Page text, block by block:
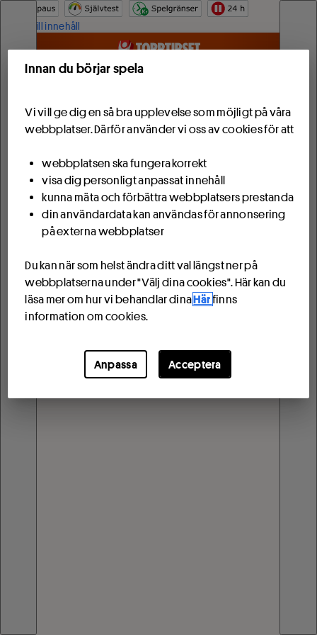
Hoppa till innehåll
Innan du börjar spela
Vi vill ge dig en så bra upplevelse som möjligt på våra
webbplatser. Därför använder vi oss av cookies för att
webbplatsen ska fungera korrekt
visa dig personligt anpassat innehåll
kunna mäta och förbättra webbplatsers prestanda
din användardata kan användas för annonsering
på externa webbplatser
Du kan när som helst ändra ditt val längst ner på
webbplatserna under "Välj dina cookies". Här kan du
läsa mer om hur vi behandlar dinaHär finns
information om cookies.
Anpassa Acceptera